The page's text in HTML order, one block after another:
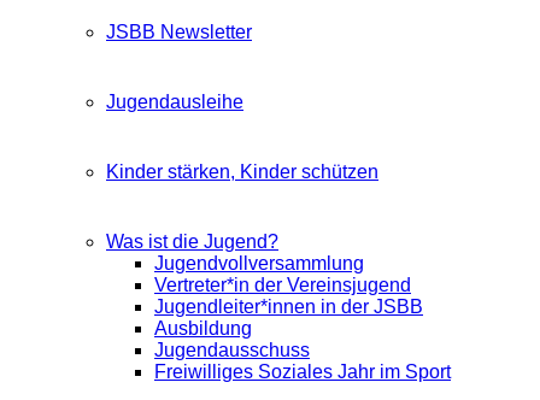
JSBB Newsletter
Jugendausleihe
Kinder stärken, Kinder schützen
Was ist die Jugend?
Jugendvollversammlung
Vertreter*in der Vereinsjugend
Jugendleiter*innen in der JSBB
Ausbildung
Jugendausschuss
Freiwilliges Soziales Jahr im Sport